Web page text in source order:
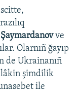
ve
Olarnıñ ğayıp
de Ukrainanıñ
lâkin şimdilik
ile